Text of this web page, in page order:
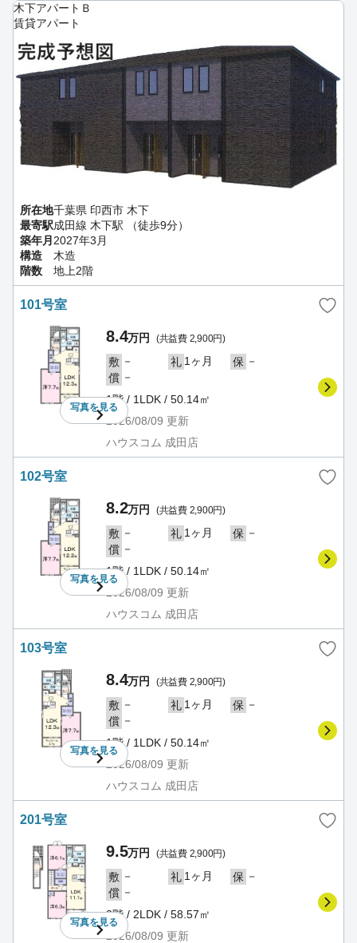
木下アパートＢ
賃貸アパート
所在地千葉県 印西市 木下
最寄駅成田線 木下駅 （徒歩9分）
築年月 2027年3月
構造
木造
階数
地上2階
101号室
写真を見る
8.4万円 (共益費 2,900円)
敷 － 礼 1ヶ月 保 －
償 －
1階 / 1LDK / 50.14㎡
2026/08/09 更新
ハウスコム 成田店
102号室
写真を見る
8.2万円 (共益費 2,900円)
敷 － 礼 1ヶ月 保 －
償 －
1階 / 1LDK / 50.14㎡
2026/08/09 更新
ハウスコム 成田店
103号室
写真を見る
8.4万円 (共益費 2,900円)
敷 － 礼 1ヶ月 保 －
償 －
1階 / 1LDK / 50.14㎡
2026/08/09 更新
ハウスコム 成田店
201号室
写真を見る
9.5万円 (共益費 2,900円)
敷 － 礼 1ヶ月 保 －
償 －
2階 / 2LDK / 58.57㎡
2026/08/09 更新